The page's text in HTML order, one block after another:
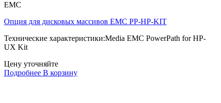
EMC
Опция для дисковых массивов EMC PP-HP-KIT
Технические характеристики:Media EMC PowerPath for HP-
UX Kit
Цену уточняйте
Подробнее В корзину